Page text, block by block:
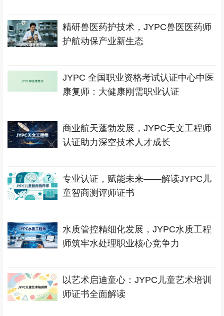
精研兽医药护技术，JYPC兽医医药师
护航动保产业新生态
JYPC 全国职业资格考试认证中心中医
康复师：大健康刚需职业认证
商业航天蓬勃发展，JYPC天文工程师
认证助力深空技术人才成长
专业认证，赋能未来——解读JYPC儿
童智商测评师证书
水质管控精细化发展，JYPC水质工程
师筑牢水处理职业核心竞争力
以艺术启迪童心：JYPC儿童艺术培训
师证书全面解读